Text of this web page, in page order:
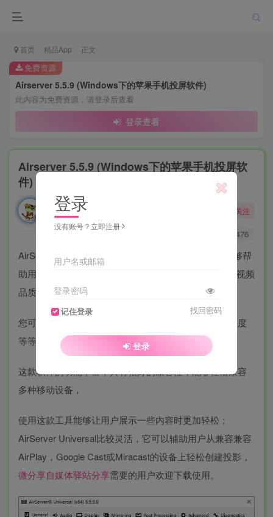
首页 精品App 正文
Airserver 5.5.9 (Windows下的苹果手机投屏软件)
此内容为免费资源，请登录后查看
登录查看
免费资源
Airserver 5.5.9 (Windows下的苹果手机投屏软
件)
勇敢的大野狼
酒醒只在花前坐，酒醉还来花下眠。
关注
476
AirServer Universal是一款强大的教育投屏工具，它能够帮
助用户轻松从iPad，Mac，iPhone将显示内容以较高的视频
品质投放在多个监视器或者是屏幕设备上显示。
您可以自定义选择输出设备，屏幕分辨率，调整播放速度
等等；
这款软件的功能丰富，具有很好的兼容性，能够轻松兼容
多种移动设备，
使用这款工具能够让用户展示一些内容时更加轻松；
AirServer Universal比较灵活，它可以辅助用户从兼容兼容
AirPlay，Google Cast或Miracast的设备上轻松创建投影，
微分享自媒体驿站分享需要的用户欢迎下载使用。
登录
没有账号？立即注册
用户名或邮箱
登录密码
记住登录 找回密码
登录